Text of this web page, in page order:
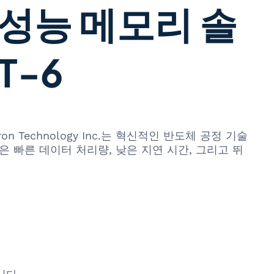
능 메모리 솔
6
Technology Inc.는 혁신적인 반도체 공정 기술
빠른 데이터 처리량, 낮은 지연 시간, 그리고 뛰